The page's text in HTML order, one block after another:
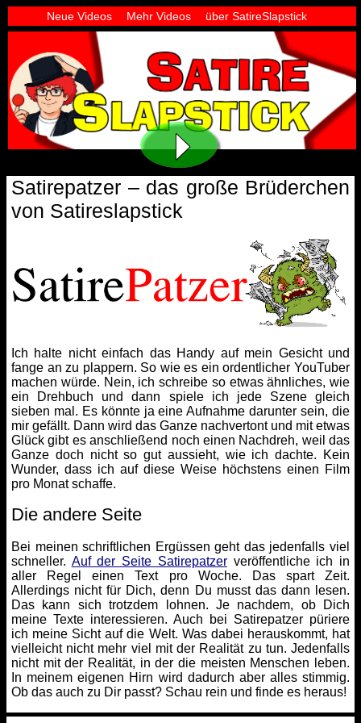
Neue Videos Mehr Videos über SatireSlapstick
Satirepatzer – das große Brüderchen
von Satireslapstick
Ich halte nicht einfach das Handy auf mein Gesicht und
fange an zu plappern. So wie es ein ordentlicher YouTuber
machen würde. Nein, ich schreibe so etwas ähnliches, wie
ein Drehbuch und dann spiele ich jede Szene gleich
sieben mal. Es könnte ja eine Aufnahme darunter sein, die
mir gefällt. Dann wird das Ganze nachvertont und mit etwas
Glück gibt es anschließend noch einen Nachdreh, weil das
Ganze doch nicht so gut aussieht, wie ich dachte. Kein
Wunder, dass ich auf diese Weise höchstens einen Film
pro Monat schaffe.
Die andere Seite
Bei meinen schriftlichen Ergüssen geht das jedenfalls viel
schneller. Auf der Seite Satirepatzerveröffentliche ich in
aller Regel einen Text pro Woche. Das spart Zeit.
Allerdings nicht für Dich, denn Du musst das dann lesen.
Das kann sich trotzdem lohnen. Je nachdem, ob Dich
meine Texte interessieren. Auch bei Satirepatzer püriere
ich meine Sicht auf die Welt. Was dabei herauskommt, hat
vielleicht nicht mehr viel mit der Realität zu tun. Jedenfalls
nicht mit der Realität, in der die meisten Menschen leben.
In meinem eigenen Hirn wird dadurch aber alles stimmig.
Ob das auch zu Dir passt? Schau rein und finde es heraus!